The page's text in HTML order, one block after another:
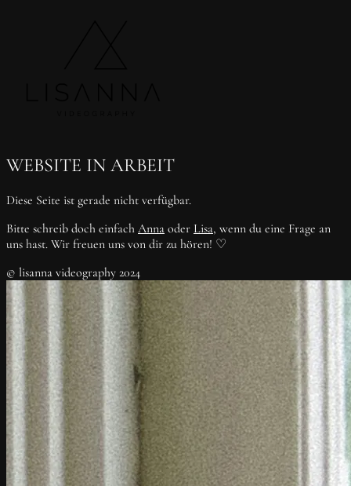
WEBSITE IN ARBEIT
Diese Seite ist gerade nicht verfügbar.
Bitte schreib doch einfach Anna oder Lisa, wenn du eine Frage an
uns hast. Wir freuen uns von dir zu hören! ♡
© lisanna videography 2024